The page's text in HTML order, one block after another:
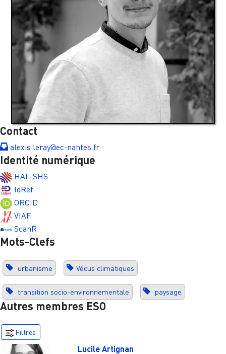
Contact
alexis.leray@ec-nantes.fr
Identité numérique
HAL-SHS
IdRef
ORCID
VIAF
ScanR
Mots-Clefs
urbanisme Vécus climatiques
transition socio-environnementale paysage
Autres membres ESO
Filtres
Lucile Artignan